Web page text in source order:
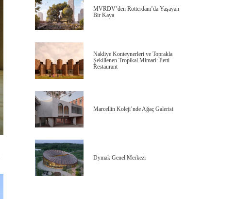
MVRDV’den Rotterdam’da Yaşayan
Bir Kaya
Nakliye Konteynerleri ve Toprakla
Şekillenen Tropikal Mimari: Petti
Restaurant
Marcellin Koleji’nde Ağaç Galerisi
Dymak Genel Merkezi